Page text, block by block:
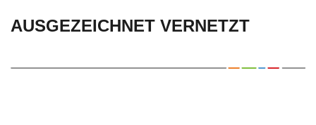
AUSGEZEICHNET VERNETZT